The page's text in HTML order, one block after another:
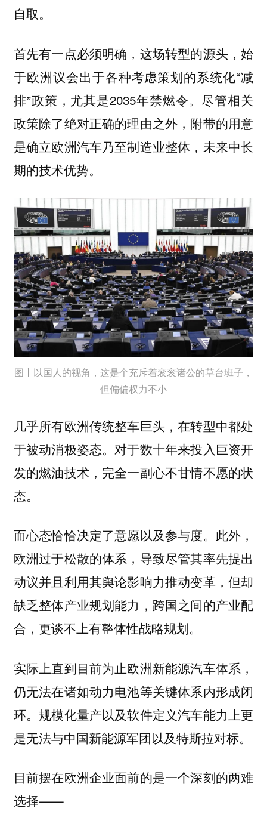
自取。
首先有一点必须明确，这场转型的源头，始
于欧洲议会出于各种考虑策划的系统化“减
排”政策，尤其是2035年禁燃令。尽管相关
政策除了绝对正确的理由之外，附带的用意
是确立欧洲汽车乃至制造业整体，未来中长
期的技术优势。
图丨以国人的视角，这是个充斥着衮衮诸公的草台班子，
但偏偏权力不小
几乎所有欧洲传统整车巨头，在转型中都处
于被动消极姿态。对于数十年来投入巨资开
发的燃油技术，完全一副心不甘情不愿的状
态。
而心态恰恰决定了意愿以及参与度。此外，
欧洲过于松散的体系，导致尽管其率先提出
动议并且利用其舆论影响力推动变革，但却
缺乏整体产业规划能力，跨国之间的产业配
合，更谈不上有整体性战略规划。
实际上直到目前为止欧洲新能源汽车体系，
仍无法在诸如动力电池等关键体系内形成闭
环。规模化量产以及软件定义汽车能力上更
是无法与中国新能源军团以及特斯拉对标。
目前摆在欧洲企业面前的是一个深刻的两难
选择——